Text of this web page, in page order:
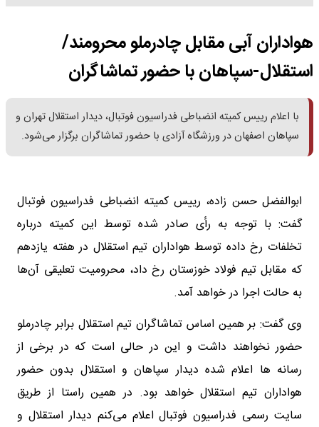
هواداران آبی مقابل چادرملو محرومند/
استقلال-سپاهان با حضور تماشاگران
با اعلام رییس کمیته انضباطی فدراسیون فوتبال، دیدار استقلال تهران و
سپاهان اصفهان در ورزشگاه آزادی با حضور تماشاگران برگزار می‌شود.
ابوالفضل حسن زاده، رییس کمیته انضباطی فدراسیون فوتبال
گفت: با توجه به رأی صادر شده توسط این کمیته درباره
تخلفات رخ داده توسط هواداران تیم استقلال در هفته یازدهم
که مقابل تیم فولاد خوزستان رخ داد، محرومیت تعلیقی آن‌ها
به حالت اجرا در خواهد آمد.
وی گفت: بر همین اساس تماشاگران تیم استقلال برابر چادرملو
حضور نخواهند داشت و این در حالی است که در برخی از
رسانه ها اعلام شده دیدار سپاهان و استقلال بدون حضور
هواداران تیم استقلال خواهد بود. در همین راستا از طریق
سایت رسمی فدراسیون فوتبال اعلام می‌کنم دیدار استقلال و